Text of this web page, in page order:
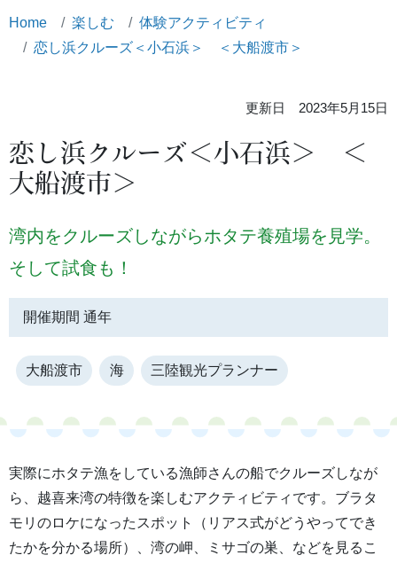
Home 楽しむ
体験アクティビティ
恋し浜クルーズ＜小石浜＞ ＜大船渡市＞
更新日 2023年5月15日
恋し浜クルーズ＜小石浜＞ ＜
大船渡市＞
湾内をクルーズしながらホタテ養殖場を見学。
そして試食も！
開催期間 通年
大船渡市 海 三陸観光プランナー
実際にホタテ漁をしている漁師さんの船でクルーズしなが
ら、越喜来湾の特徴を楽しむアクティビティです。ブラタ
モリのロケになったスポット（リアス式がどうやってでき
たかを分かる場所）、湾の岬、ミサゴの巣、などを見るこ